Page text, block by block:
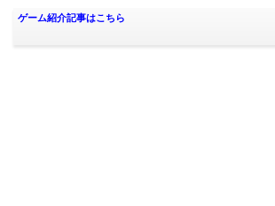
ゲーム紹介記事はこちら